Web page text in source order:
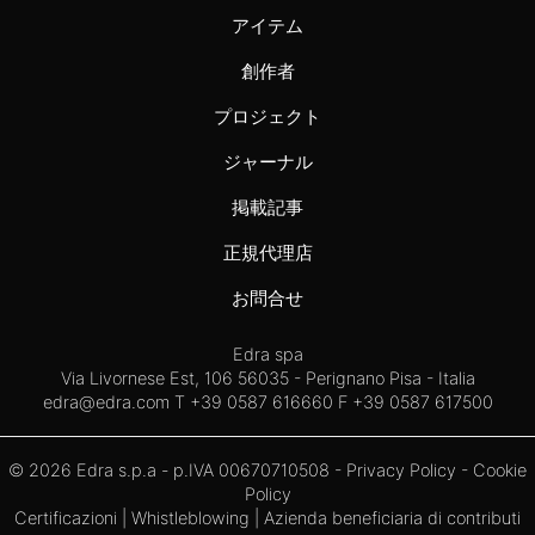
アイテム
創作者
プロジェクト
ジャーナル
掲載記事
正規代理店
お問合せ
Edra spa
Via Livornese Est, 106 56035 - Perignano Pisa - Italia
edra@edra.com T +39 0587 616660 F +39 0587 617500
© 2026 Edra s.p.a - p.IVA 00670710508 - Privacy Policy - Cookie
Policy
Certificazioni
Whistleblowing | Azienda beneficiaria di contributi